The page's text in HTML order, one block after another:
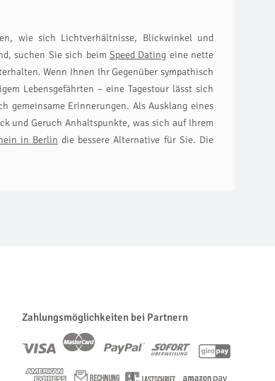
wie sich Lichtverhältnisse, Blickwinkel und
suchen Sie sich beim Speed Dating eine nette
Wenn Ihnen Ihr Gegenüber sympathisch
Lebensgefährten – eine Tagestour lässt sich
gemeinsame Erinnerungen. Als Ausklang eines
und Geruch Anhaltspunkte, was sich auf Ihrem
in Berlin die bessere Alternative für Sie. Die
Zahlungsmöglichkeiten bei Partnern